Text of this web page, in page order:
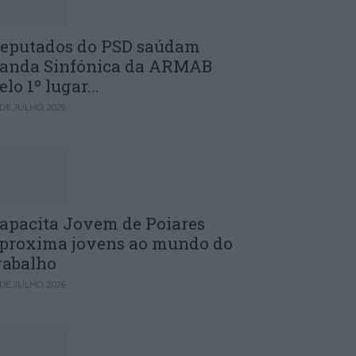
do PSD saúdam
Sinfónica da ARMAB
1º lugar...
JULHO, 2026
Jovem de Poiares
jovens ao mundo do
JULHO, 2026